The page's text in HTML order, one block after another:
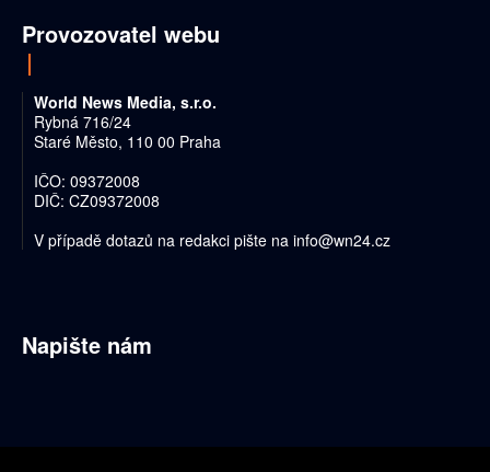
Provozovatel webu
World News Media, s.r.o.
Rybná 716/24
Staré Město, 110 00 Praha
IČO: 09372008
DIČ: CZ09372008
V případě dotazů na redakci pište na info@wn24.cz
Napište nám